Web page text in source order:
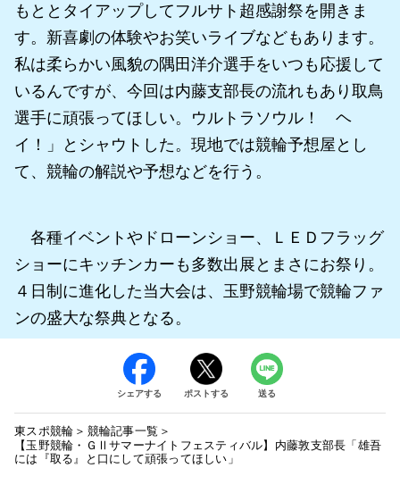
もととタイアップしてフルサト超感謝祭を開きま
す。新喜劇の体験やお笑いライブなどもあります。
私は柔らかい風貌の隅田洋介選手をいつも応援して
いるんですが、今回は内藤支部長の流れもあり取鳥
選手に頑張ってほしい。ウルトラソウル！ ヘ
イ！」とシャウトした。現地では競輪予想屋とし
て、競輪の解説や予想などを行う。
各種イベントやドローンショー、ＬＥＤフラッグ
ショーにキッチンカーも多数出展とまさにお祭り。
４日制に進化した当大会は、玉野競輪場で競輪ファ
ンの盛大な祭典となる。
シェアする ポストする 送る
東スポ競輪
競輪記事一覧
【玉野競輪・ＧⅡサマーナイトフェスティバル】内藤敦支部長「雄吾
には『取る』と口にして頑張ってほしい」